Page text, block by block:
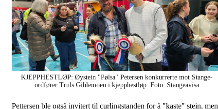
KJEPPHESTLØP: Øystein "Pølsa" Petersen konkurrerte mot Stange-
ordfører Truls Gihlemoen i kjepphestløp. Foto: Stangeavisa
Pettersen ble også invitert til curlingstanden for å "kaste" stein, men